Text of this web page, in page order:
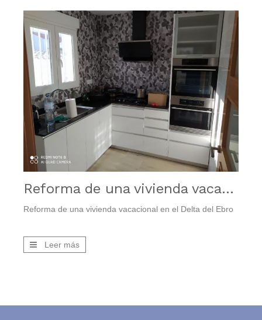
Reforma de una vivienda vacacional en el Delta del Ebro
Reforma de una vivienda vacacional en el Delta del Ebro
Leer más